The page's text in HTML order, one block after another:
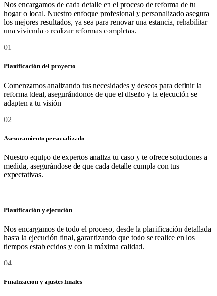
Nos encargamos de cada detalle en el proceso de reforma de tu
hogar o local. Nuestro enfoque profesional y personalizado asegura
los mejores resultados, ya sea para renovar una estancia, rehabilitar
una vivienda o realizar reformas completas.
01
Nuestros
Detalle
Planificación del proyecto
Comenzamos analizando tus necesidades y deseos para definir la
reforma ideal, asegurándonos de que el diseño y la ejecución se
adapten a tu visión.
02
Asesoramiento personalizado
Nuestro equipo de expertos analiza tu caso y te ofrece soluciones a
medida, asegurándose de que cada detalle cumpla con tus
expectativas.
Planificación y ejecución
Nos encargamos de todo el proceso, desde la planificación detallada
hasta la ejecución final, garantizando que todo se realice en los
tiempos establecidos y con la máxima calidad.
04
Finalización y ajustes finales